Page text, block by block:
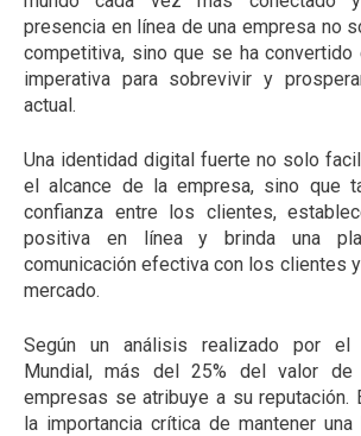
presencia en línea de una empresa no
competitiva, sino que se ha convertido
imperativa para sobrevivir y
actual.
Una identidad digital fuerte no solo
el alcance de la empresa, sino que
confianza entre los clientes,
positiva en línea y brinda una
comunicación efectiva con los clientes
mercado.
Según un análisis realizado por el
Mundial, más del 25% del valor
empresas se atribuye a su reputación.
la importancia crítica de mantener una